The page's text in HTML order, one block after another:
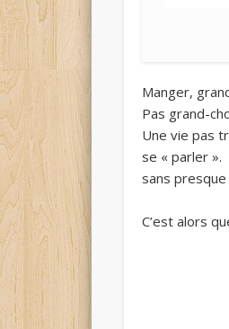
Manger,
Pas grand-
Une vie pas
se « parler ».
sans
C’est alors